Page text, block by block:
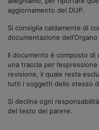
aggiornamento del DUP.
Si consiglia caldamente di
documentazione
Il documento è composto
una traccia per
revisione, il quale resta
tutti i soggetti dello stesso
Si declina ogni
del testo del parere.